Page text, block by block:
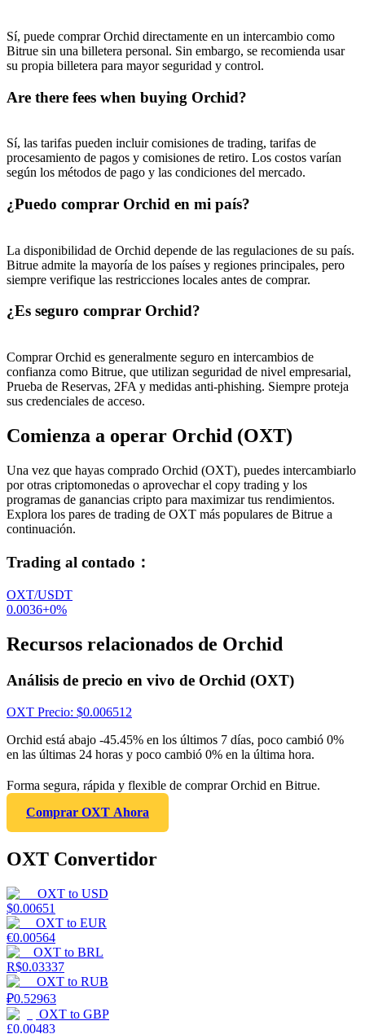
Sí, puede comprar Orchid directamente en un intercambio como
Bitrue sin una billetera personal. Sin embargo, se recomienda usar
su propia billetera para mayor seguridad y control.
Are there fees when buying Orchid?
Sí, las tarifas pueden incluir comisiones de trading, tarifas de
procesamiento de pagos y comisiones de retiro. Los costos varían
según los métodos de pago y las condiciones del mercado.
¿Puedo comprar Orchid en mi país?
La disponibilidad de Orchid depende de las regulaciones de su país.
Bitrue admite la mayoría de los países y regiones principales, pero
siempre verifique las restricciones locales antes de comprar.
¿Es seguro comprar Orchid?
Comprar Orchid es generalmente seguro en intercambios de
confianza como Bitrue, que utilizan seguridad de nivel empresarial,
Prueba de Reservas, 2FA y medidas anti-phishing. Siempre proteja
sus credenciales de acceso.
Comienza a operar Orchid (OXT)
Una vez que hayas comprado Orchid (OXT), puedes intercambiarlo
por otras criptomonedas o aprovechar el copy trading y los
programas de ganancias cripto para maximizar tus rendimientos.
Explora los pares de trading de OXT más populares de Bitrue a
continuación.
Trading al contado ：
OXT/USDT
0.0036+0%
Recursos relacionados de Orchid
Análisis de precio en vivo de Orchid (OXT)
OXT Precio: $0.006512
Orchid está abajo -45.45% en los últimos 7 días, poco cambió 0%
en las últimas 24 horas y poco cambió 0% en la última hora.
Forma segura, rápida y flexible de comprar Orchid en Bitrue.
Comprar OXT Ahora
OXT Convertidor
OXT to USD
$0.00651
OXT to EUR
€0.00564
OXT to BRL
R$0.03337
OXT to RUB
₽0.52963
OXT to GBP
£0.00483